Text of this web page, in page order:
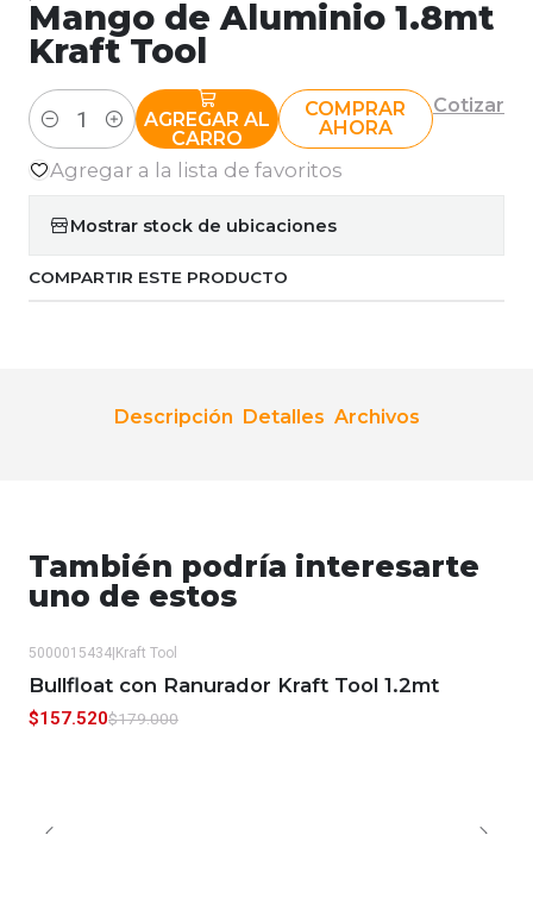
Mango de Aluminio 1.8mt
Kraft Tool
Cantidad
AGREGAR AL
CARRO
COMPRAR
AHORA
Cotizar
Agregar a la lista de favoritos
Mostrar stock de ubicaciones
COMPARTIR ESTE PRODUCTO
Descripción Detalles Archivos
También podría interesarte
uno de estos
-12%
5000015434 Kraft Tool
Bullfloat con Ranurador Kraft Tool 1.2mt
$157.520$179.000